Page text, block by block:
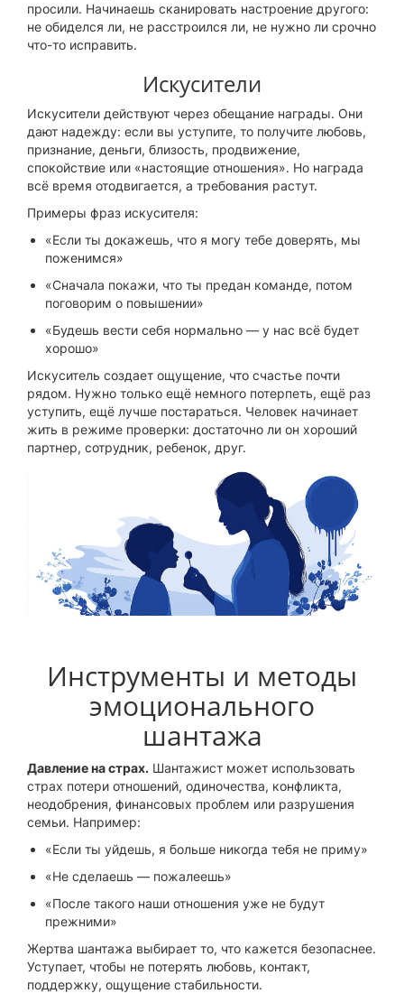
просили. Начинаешь сканировать настроение другого:
не обиделся ли, не расстроился ли, не нужно ли срочно
что-то исправить.
Искусители
Искусители действуют через обещание награды. Они
дают надежду: если вы уступите, то получите любовь,
признание, деньги, близость, продвижение,
спокойствие или «настоящие отношения». Но награда
всё время отодвигается, а требования растут.
Примеры фраз искусителя:
«Если ты докажешь, что я могу тебе доверять, мы
поженимся»
«Сначала покажи, что ты предан команде, потом
поговорим о повышении»
«Будешь вести себя нормально — у нас всё будет
хорошо»
Искуситель создает ощущение, что счастье почти
рядом. Нужно только ещё немного потерпеть, ещё раз
уступить, ещё лучше постараться. Человек начинает
жить в режиме проверки: достаточно ли он хороший
партнер, сотрудник, ребенок, друг.
Инструменты и методы
эмоционального
шантажа
Давление на страх. Шантажист может использовать
страх потери отношений, одиночества, конфликта,
неодобрения, финансовых проблем или разрушения
семьи. Например:
«Если ты уйдешь, я больше никогда тебя не приму»
«Не сделаешь — пожалеешь»
«После такого наши отношения уже не будут
прежними»
Жертва шантажа выбирает то, что кажется безопаснее.
Уступает, чтобы не потерять любовь, контакт,
поддержку, ощущение стабильности.